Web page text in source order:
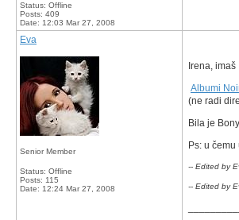
Status: Offline
Posts: 409
Date: 12:03 Mar 27, 2008
Eva
Senior Member
Status: Offline
Posts: 115
Date: 12:24 Mar 27, 2008
Irena,
Albumi
(ne radi
Bila je
Ps: u
-- Edited by
-- Edited by